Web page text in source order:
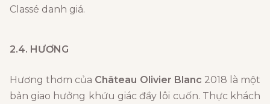
Classé danh giá.
2.4. HƯƠNG
Hương thơm của Château Olivier Blanc 2018 là một
bản giao hưởng khứu giác đầy lôi cuốn. Thực khách